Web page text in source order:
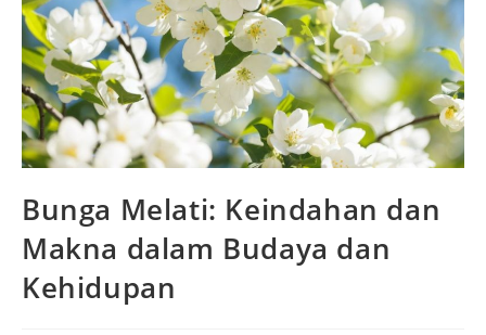
Bunga Melati: Keindahan dan
Makna dalam Budaya dan
Kehidupan